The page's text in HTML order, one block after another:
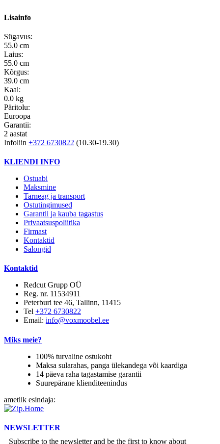
Lisainfo
Sügavus:
55.0 cm
Laius:
55.0 cm
Kõrgus:
39.0 cm
Kaal:
0.0 kg
Päritolu:
Euroopa
Garantii:
2 aastat
Infoliin +372 6730822 (10.30-19.30)
KLIENDI INFO
Ostuabi
Maksmine
Tarneag ja transport
Ostutingimused
Garantii ja kauba tagastus
Privaatsuspoliitika
Firmast
Kontaktid
Salongid
Kontaktid
Redcut Grupp OÜ
Reg. nr. 11534911
Peterburi tee 46, Tallinn, 11415
Tel +372 6730822
Email: info@voxmoobel.ee
Miks meie?
100% turvaline ostukoht
Maksa sularahas, panga ülekandega või kaardiga
14 päeva raha tagastamise garantii
Suurepärane klienditeenindus
ametlik esindaja:
NEWSLETTER
Subscribe to the newsletter and be the first to know about